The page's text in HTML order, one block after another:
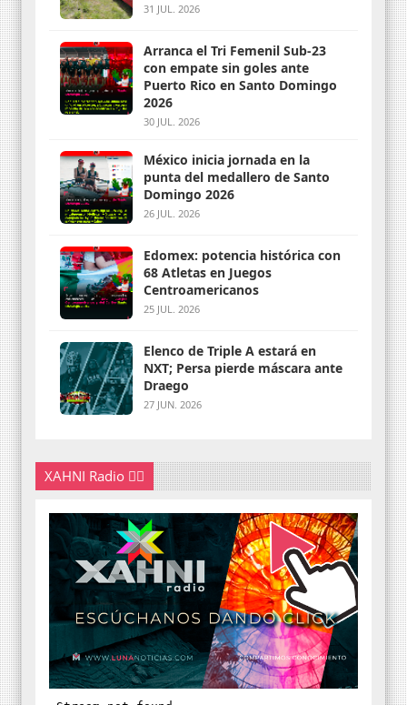
31 JUL. 2026
Arranca el Tri Femenil Sub-23
con empate sin goles ante
Puerto Rico en Santo Domingo
2026
30 JUL. 2026
México inicia jornada en la
punta del medallero de Santo
Domingo 2026
26 JUL. 2026
Edomex: potencia histórica con
68 Atletas en Juegos
Centroamericanos
25 JUL. 2026
Elenco de Triple A estará en
NXT; Persa pierde máscara ante
Draego
27 JUN. 2026
XAHNI Radio 👇🏽